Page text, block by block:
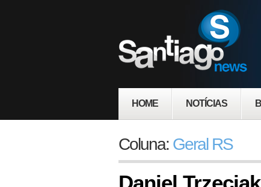
HOME NOTÍCIAS
Coluna: Geral RS